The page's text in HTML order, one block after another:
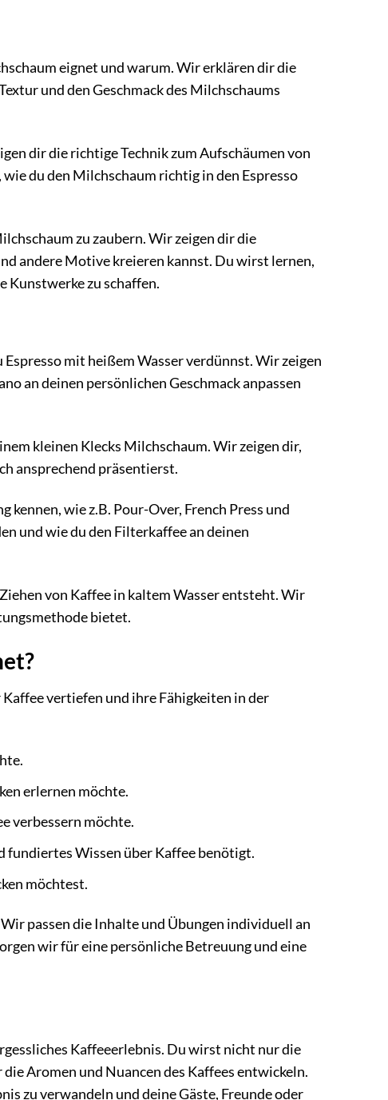
eignet und warum. Wir erklären dir die
und den Geschmack des Milchschaums
dir die richtige Technik zum Aufschäumen von
du den Milchschaum richtig in den Espresso
zu zaubern. Wir zeigen dir die
andere Motive kreieren kannst. Du wirst lernen,
Kunstwerke zu schaffen.
mit heißem Wasser verdünnst. Wir zeigen
an deinen persönlichen Geschmack anpassen
kleinen Klecks Milchschaum. Wir zeigen dir,
ansprechend präsentierst.
wie z.B. Pour-Over, French Press und
und wie du den Filterkaffee an deinen
von Kaffee in kaltem Wasser entsteht. Wir
bietet.
vertiefen und ihre Fähigkeiten in der
erlernen möchte.
verbessern möchte.
fundiertes Wissen über Kaffee benötigt.
möchtest.
passen die Inhalte und Übungen individuell an
wir für eine persönliche Betreuung und eine
Kaffeeerlebnis. Du wirst nicht nur die
Aromen und Nuancen des Kaffees entwickeln.
zu verwandeln und deine Gäste, Freunde oder